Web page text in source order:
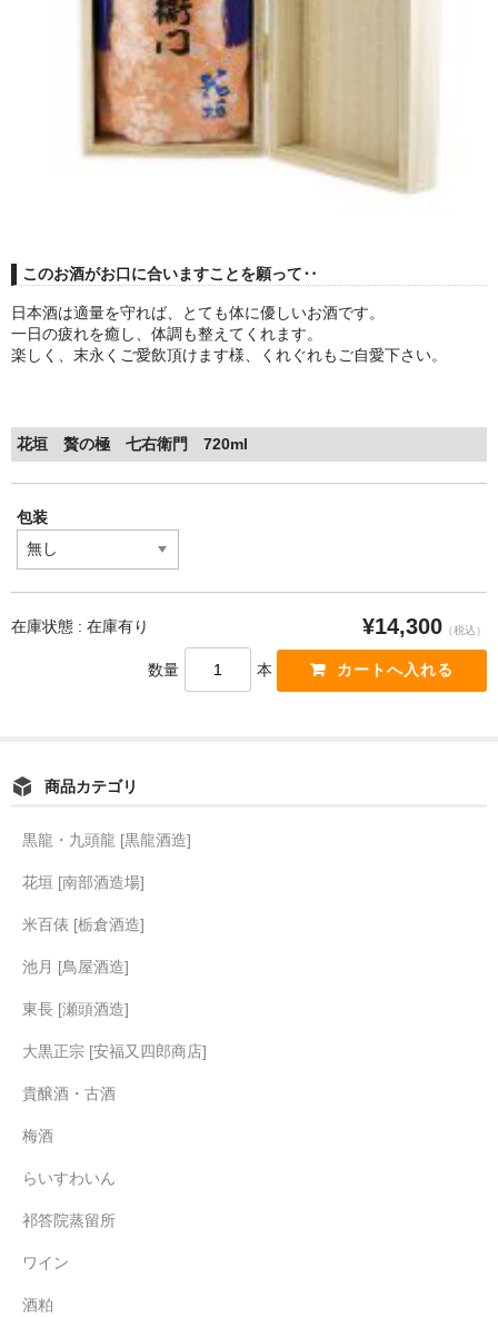
このお酒がお口に合いますことを願って‥
日本酒は適量を守れば、とても体に優しいお酒です。
一日の疲れを癒し、体調も整えてくれます。
楽しく、末永くご愛飲頂けます様、くれぐれもご自愛下さい。
花垣 贅の極 七右衛門 720ml
包装
在庫状態 : 在庫有り ¥14,300 （税込）
数量 本
商品カテゴリ
黒龍・九頭龍 [黒龍酒造]
花垣 [南部酒造場]
米百俵 [栃倉酒造]
池月 [鳥屋酒造]
東長 [瀬頭酒造]
大黒正宗 [安福又四郎商店]
貴醸酒・古酒
梅酒
らいすわいん
祁答院蒸留所
ワイン
酒粕